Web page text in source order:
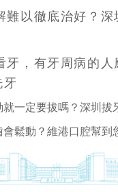
難以徹底治好？深
牙，有牙周病的人
牙
就一定要拔嗎？深圳拔
會鬆動？維港口腔幫到